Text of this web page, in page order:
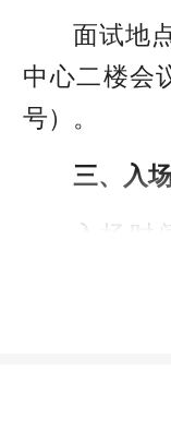
面试地
中心二楼会
号）。
三、入
入场时
7:30-8:00，